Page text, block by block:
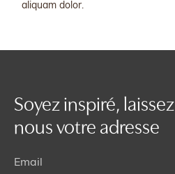
aliquam dolor.
Soyez inspiré, laissez
nous votre adresse